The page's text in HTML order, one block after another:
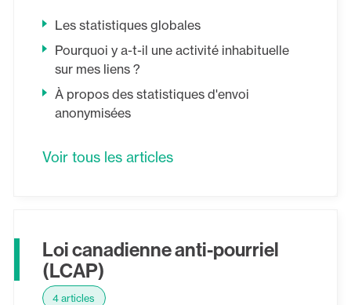
Les statistiques globales
Pourquoi y a-t-il une activité inhabituelle
sur mes liens ?
À propos des statistiques d'envoi
anonymisées
Voir tous les articles
Loi canadienne anti-pourriel
(LCAP)
4 articles